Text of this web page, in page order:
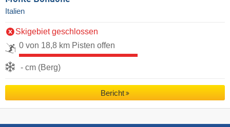
Italien
Skigebiet geschlossen
0 von 18,8 km Pisten offen
- cm (Berg)
Bericht